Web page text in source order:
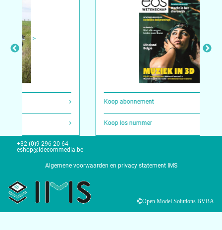
>
Koop abonnement
Koop los nummer
+32 (0)9 296 20 64
eshop@idecommedia.be
Algemene voorwaarden en privacy statement IMS
Open Model Solutions BVBA